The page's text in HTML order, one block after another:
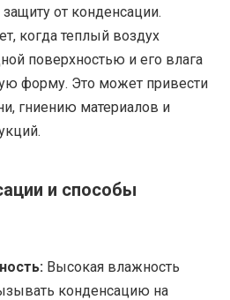
от конденсации.
когда теплый воздух
поверхностью и его влага
форму. Это может привести
гниению материалов и
и способы
Высокая влажность
конденсацию на